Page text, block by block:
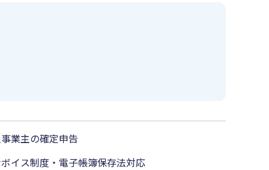
業主の確定申告
イス制度・電子帳簿保存法対応